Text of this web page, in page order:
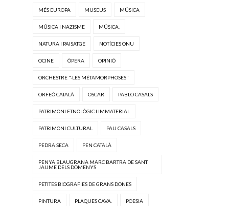
MÉS EUROPA MUSEUS MÚSICA
MÚSICA I NAZISME MÚSICA.
NATURA I PAISATGE NOTÍCIES ONU
OCINE ÒPERA OPINIÓ
ORCHESTRE "·LES MÉTAMORPHOSES"
ORFEÓ CATALÀ OSCAR PABLO CASALS
PATRIMONI ETNOLÒGIC I IMMATERIAL
PATRIMONI CULTURAL PAU CASALS
PEDRA SECA PEN CATALÀ
PENYA BLAUGRANA MARC BARTRA DE SANT
JAUME DELS DOMENYS
PETITES BIOGRAFIES DE GRANS DONES
PINTURA PLAQUES CAVA. POESIA